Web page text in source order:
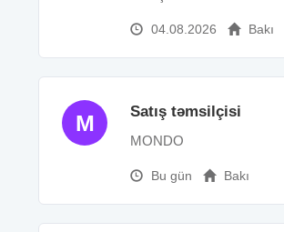
04.08.2026 Bakı
M Satış təmsilçisi
MONDO
Bu gün Bakı